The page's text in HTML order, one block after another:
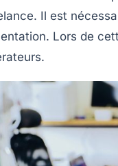
Il est
Lors de